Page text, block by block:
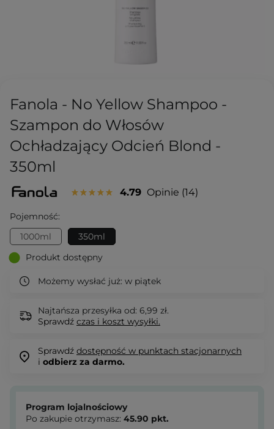
Fanola - No Yellow Shampoo -
Szampon do Włosów
Ochładzający Odcień Blond -
350ml
4.79 Opinie 14
Pojemność:
1000ml
350ml
Produkt dostępny
Możemy wysłać już: w piątek
Najtańsza przesyłka od: 6,99 zł.
Sprawdź czas i koszt wysyłki.
Sprawdź dostępność w punktach stacjonarnych
i odbierz za darmo.
Program lojalnościowy
Po zakupie otrzymasz: 45.90 pkt.